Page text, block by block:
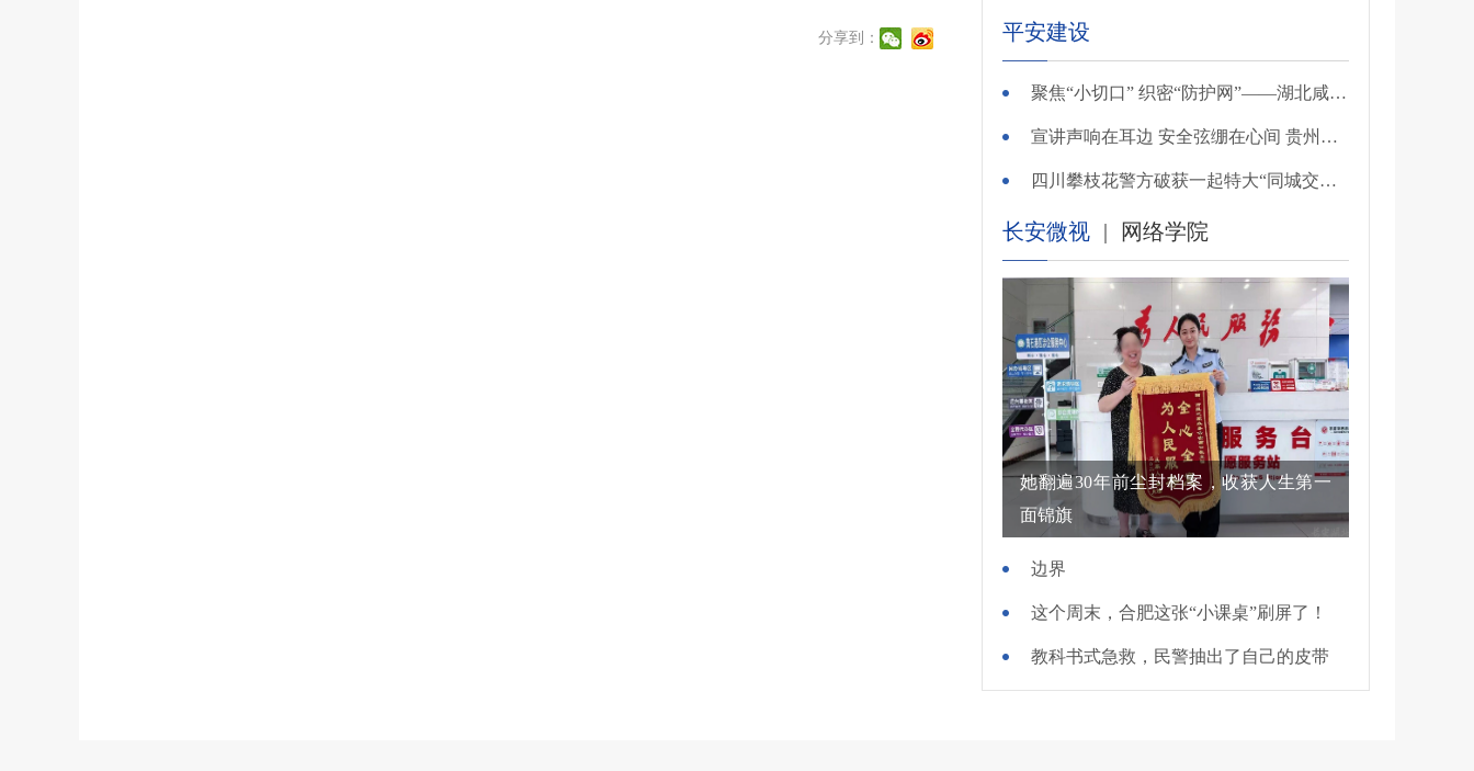
分享到： 平安建设
聚焦“小切口” 织密“防护网”——湖北咸安公安开展精准清查行动净化夏夜治安环境
宣讲声响在耳边 安全弦绷在心间 贵州交警深入开展夏季交通安全宣传活动
四川攀枝花警方破获一起特大“同城交友”电信网络诈骗案
长安微视 | 网络学院
她翻遍30年前尘封档案，收获人生第一
面锦旗
边界
这个周末，合肥这张“小课桌”刷屏了！
教科书式急救，民警抽出了自己的皮带